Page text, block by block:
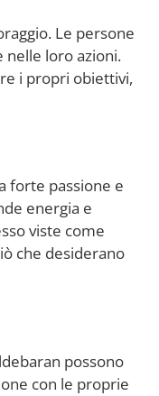
Le persone
nelle loro azioni.
i propri obiettivi,
forte passione e
energia e
viste come
che desiderano
possono
con le proprie